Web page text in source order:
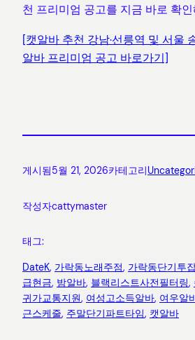
천 프리미엄 공고를 지금 바로 확
[캣알바 추천 강남·선릉역 및 서울
알바 프리미엄 공고 바로가기]
게시됨5월 21, 2026카테고리
작성자cattymaster
태그:
DateK, 가락동노래주점, 가락동단기투
급현금, 밤알바, 블랙리스트사전필터링,
귀가교통지원, 여성고소득알바, 여우알
근스케줄, 주말단기파트타임, 캣알바